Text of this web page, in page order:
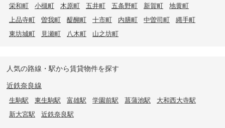
栄和町 小槻町 木原町 五井町 五条野町 新賀町
地黄町
上品寺町
曽我町 醍醐町 十市町 内膳町 中曽司町
縄手町
東坊城町
見瀬町 八木町 山之坊町
人気の路線・駅から賃貸物件を探す
近鉄奈良線
生駒駅 東生駒駅 富雄駅 学園前駅 菖蒲池駅
大和西大寺駅
新大宮駅
近鉄奈良駅